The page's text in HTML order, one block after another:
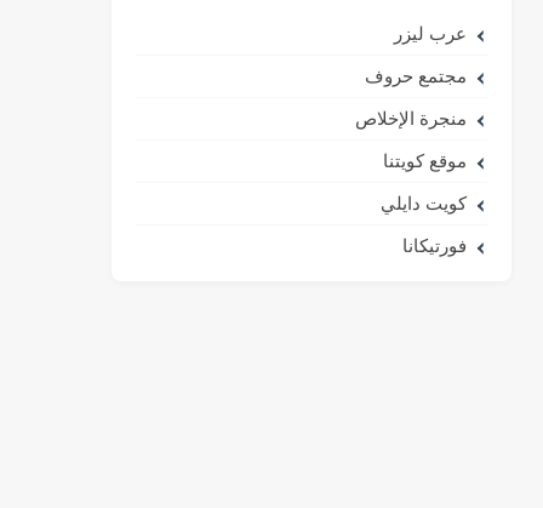
عرب ليزر
مجتمع حروف
منجرة الإخلاص
موقع كويتنا
كويت دايلي
فورتيكانا